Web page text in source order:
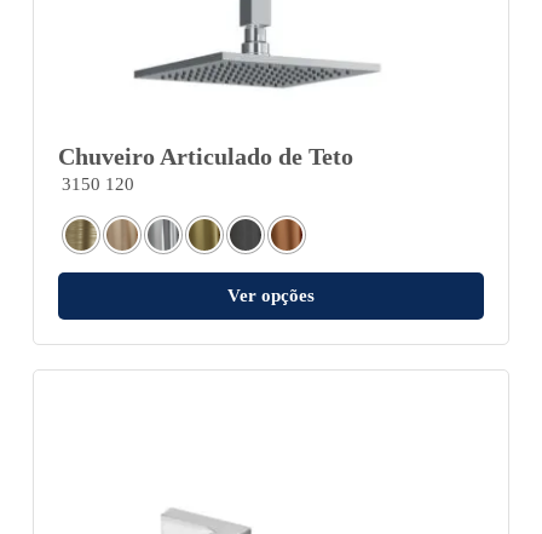
Chuveiro Articulado de Teto
3150 120
Ver opções